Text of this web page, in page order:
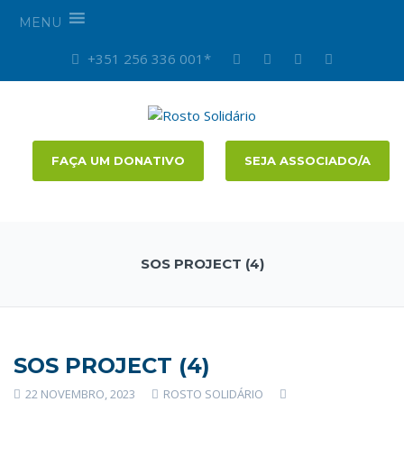
MENU
+351 256 336 001*
FAÇA UM DONATIVO SEJA ASSOCIADO/A
SOS PROJECT (4)
SOS PROJECT (4)
22 NOVEMBRO, 2023 ROSTO SOLIDÁRIO